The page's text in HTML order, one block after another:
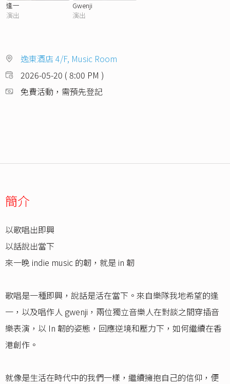
逢一
演出
Gwenji
演出
逸東酒店 4/F, Music Room
2026-05-20 ( 8:00 PM )
免費活動，需預先登記
簡介
以歌唱出即興
以話說出當下
來一晚 indie music 的韌，就是 in 韌
歌唱是一種即興，說話是活在當下。來自樂隊我地希望的逢
一，以及唱作人 gwenji，兩位獨立音樂人在對談之間穿插音
樂表演，以 In 韌的姿態，回應逆境和壓力下，如何繼續在香
港創作。
就像是生活在時代中的我們一樣，繼續擁抱自己的信仰，便